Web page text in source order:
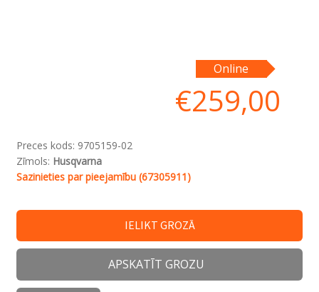
Online
€259,00
Preces kods: 9705159-02
Zīmols: Husqvarna
Sazinieties par pieejamību (67305911)
IELIKT GROZĀ
APSKATĪT GROZU